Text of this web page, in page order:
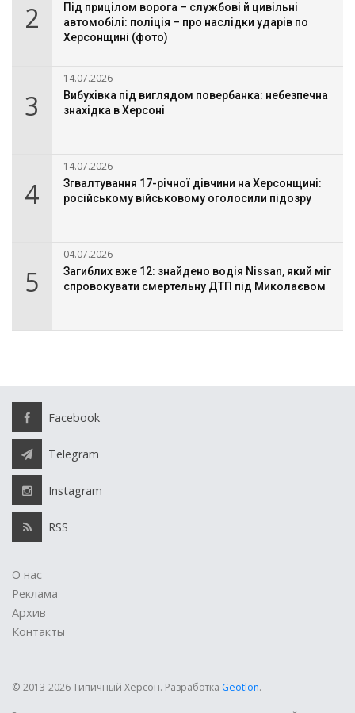
2
Під прицілом ворога – службові й цивільні
автомобілі: поліція – про наслідки ударів по
Херсонщині (фото)
3
14.07.2026
Вибухівка під виглядом повербанка: небезпечна
знахідка в Херсоні
4
14.07.2026
Згвалтування 17-річної дівчини на Херсонщині:
російському військовому оголосили підозру
5
04.07.2026
Загиблих вже 12: знайдено водія Nissan, який міг
спровокувати смертельну ДТП під Миколаєвом
Facebook
Telegram
Instagram
RSS
О нас
Реклама
Архив
Контакты
© 2013-2026 Типичный Херсон. Разработка Geotlon.